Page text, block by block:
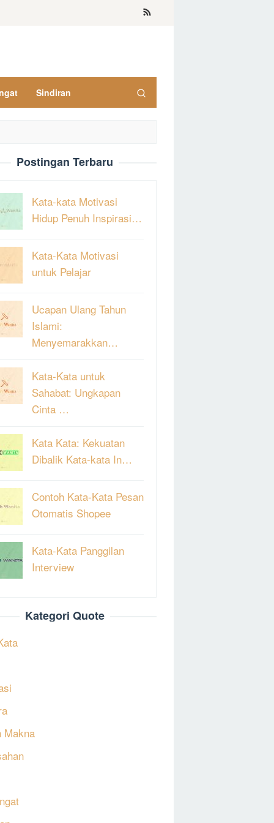
Sindiran
Postingan Terbaru
Kata-kata Motivasi
Hidup Penuh Inspirasi…
Kata-Kata Motivasi
untuk Pelajar
Ucapan Ulang Tahun
Islami:
Menyemarakkan…
Kata-Kata untuk
Sahabat: Ungkapan
Cinta …
Kata Kata: Kekuatan
Dibalik Kata-kata In…
Contoh Kata-Kata Pesan
Otomatis Shopee
Kata-Kata Panggilan
Interview
Kategori Quote
Makna